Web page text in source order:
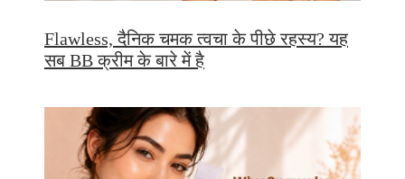
Flawless, दैनिक चमक त्वचा के पीछे रहस्य? यह
सब BB क्रीम के बारे में है